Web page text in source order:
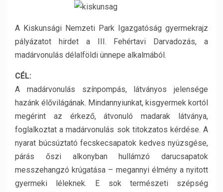
A Kiskunsági Nemzeti Park Igazgatóság gyermekrajz
pályázatot hirdet a III. Fehértavi Darvadozás, a
madárvonulás délalföldi ünnepe alkalmából.
CÉL:
A madárvonulás színpompás, látványos jelensége
hazánk élővilágának. Mindannyiunkat, kisgyermek kortól
megérint az érkező, átvonuló madarak látványa,
foglalkoztat a madárvonulás sok titokzatos kérdése. A
nyarat búcsúztató fecskecsapatok kedves nyüzsgése,
párás őszi alkonyban hullámzó darucsapatok
messzehangzó krúgatása – megannyi élmény a nyitott
gyermeki léleknek. E sok természeti szépség